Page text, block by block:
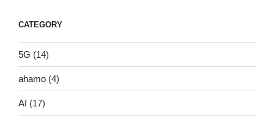
CATEGORY
5G (14)
ahamo (4)
AI (17)